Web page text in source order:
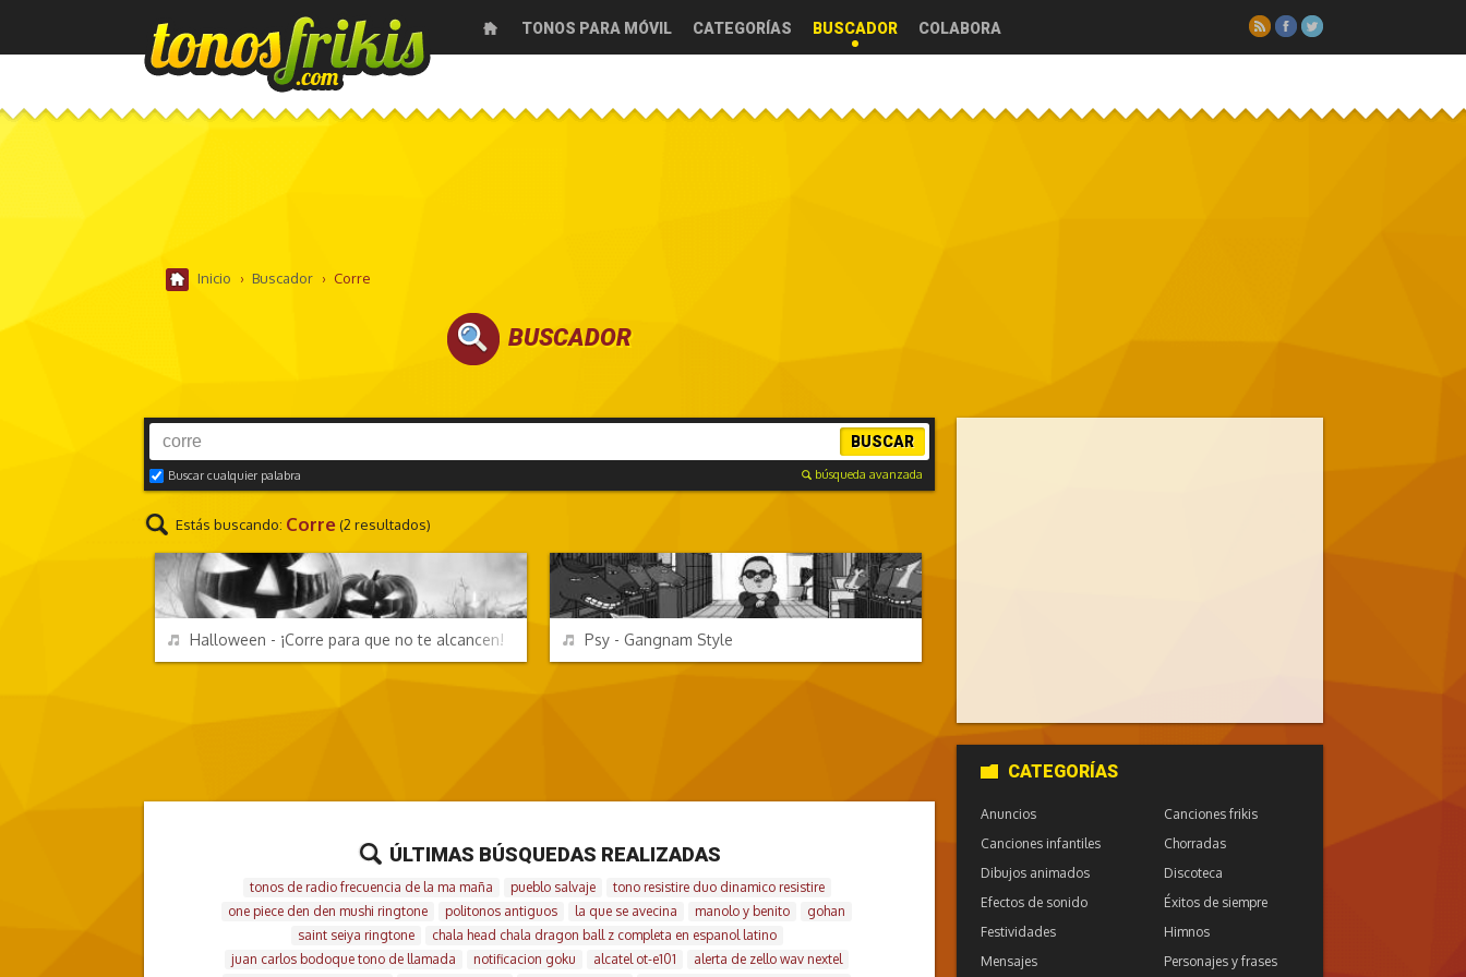
TONOS PARA MÓVIL CATEGORÍAS BUSCADOR COLABORA
Inicio › Buscador › Corre
BUSCADOR
BUSCAR
Buscar cualquier palabra búsqueda avanzada
Estás buscando: Corre(2 resultados)
EFECTOS DE SONIDO
REPRODUCIR
Halloween - ¡Corre para que no te alcancen! REPRODUCIR
Psy - Gangnam Style
ÚLTIMAS BÚSQUEDAS REALIZADAS
tonos de radio frecuencia de la ma maña pueblo salvaje
tono resistire duo dinamico resistire
one piece den den mushi ringtone
politonos antiguos la que se avecina manolo y benito
gohan
saint seiya ringtone
chala head chala dragon ball z completa en espanol latino
juan carlos bodoque tono de llamada
notificacion goku alcatel ot-e101
alerta de zello wav nextel
CATEGORÍAS
Anuncios
Canciones frikis
Canciones infantiles
Chorradas
Dibujos animados
Discoteca
Efectos de sonido
Éxitos de siempre
Festividades
Himnos
Mensajes
Personajes y frases